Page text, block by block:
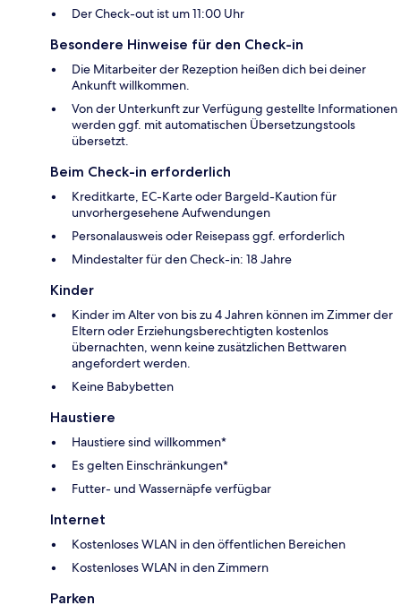
Der Check-out ist um 11:00 Uhr
Besondere Hinweise für den Check-in
Die Mitarbeiter der Rezeption heißen dich bei deiner
Ankunft willkommen.
Von der Unterkunft zur Verfügung gestellte Informationen
werden ggf. mit automatischen Übersetzungstools
übersetzt.
Beim Check-in erforderlich
Kreditkarte, EC-Karte oder Bargeld-Kaution für
unvorhergesehene Aufwendungen
Personalausweis oder Reisepass ggf. erforderlich
Mindestalter für den Check-in: 18 Jahre
Kinder
Kinder im Alter von bis zu 4 Jahren können im Zimmer der
Eltern oder Erziehungsberechtigten kostenlos
übernachten, wenn keine zusätzlichen Bettwaren
angefordert werden.
Keine Babybetten
Haustiere
Haustiere sind willkommen*
Es gelten Einschränkungen*
Futter- und Wassernäpfe verfügbar
Internet
Kostenloses WLAN in den öffentlichen Bereichen
Kostenloses WLAN in den Zimmern
Parken